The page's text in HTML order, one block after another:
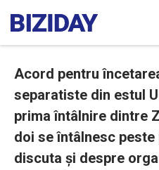
Acord pentru
separatiste din estul
prima întâlnire dintre
doi se întâlnesc
discuta și despre